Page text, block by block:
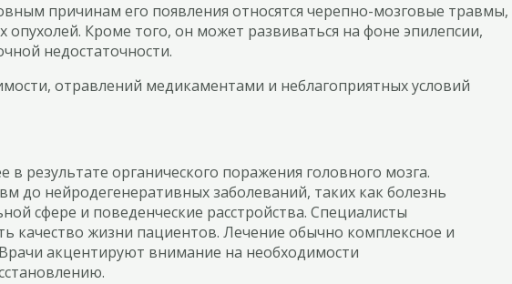
причинам его появления относятся черепно-мозговые травмы,
Кроме того, он может развиваться на фоне эпилепсии,
недостаточности.
отравлений медикаментами и неблагоприятных условий
результате органического поражения головного мозга.
до нейродегенеративных заболеваний, таких как болезнь
сфере и поведенческие расстройства. Специалисты
качество жизни пациентов. Лечение обычно комплексное и
акцентируют внимание на необходимости